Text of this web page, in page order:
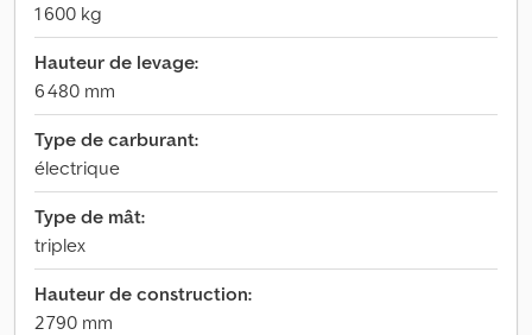
1 600 kg
Hauteur de levage:
6 480 mm
Type de carburant:
électrique
Type de mât:
triplex
Hauteur de construction:
2 790 mm